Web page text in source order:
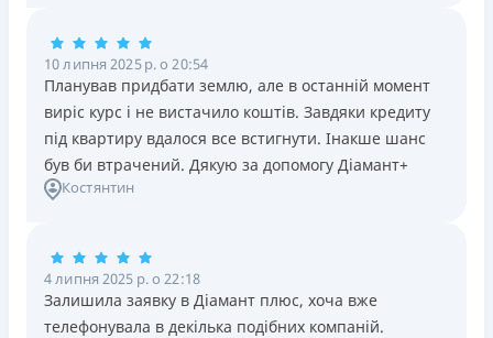
10 липня 2025 р. о 20:54
Планував придбати землю, але в останній момент
виріс курс і не вистачило коштів. Завдяки кредиту
під квартиру вдалося все встигнути. Інакше шанс
був би втрачений. Дякую за допомогу Діамант+
Костянтин
4 липня 2025 р. о 22:18
Залишила заявку в Діамант плюс, хоча вже
телефонувала в декілька подібних компаній.